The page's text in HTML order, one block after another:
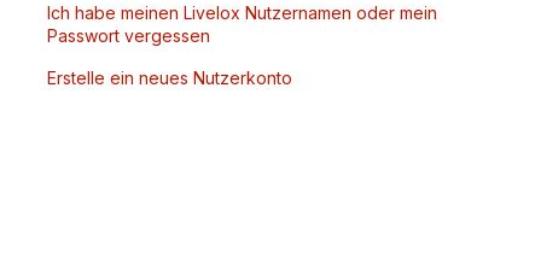
Ich habe meinen Livelox Nutzernamen oder mein
Passwort vergessen
Erstelle ein neues Nutzerkonto